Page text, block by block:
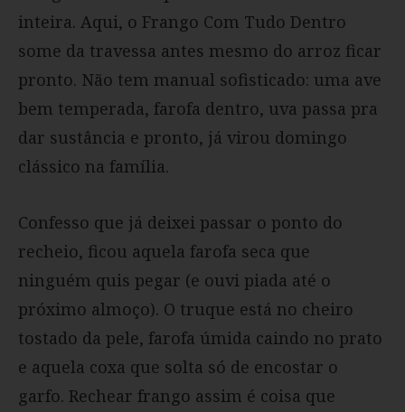
inteira. Aqui, o Frango Com Tudo Dentro
some da travessa antes mesmo do arroz ficar
pronto. Não tem manual sofisticado: uma ave
bem temperada, farofa dentro, uva passa pra
dar sustância e pronto, já virou domingo
clássico na família.
Confesso que já deixei passar o ponto do
recheio, ficou aquela farofa seca que
ninguém quis pegar (e ouvi piada até o
próximo almoço). O truque está no cheiro
tostado da pele, farofa úmida caindo no prato
e aquela coxa que solta só de encostar o
garfo. Rechear frango assim é coisa que